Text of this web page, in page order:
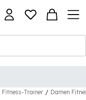
Fitness-Trainer / Damen